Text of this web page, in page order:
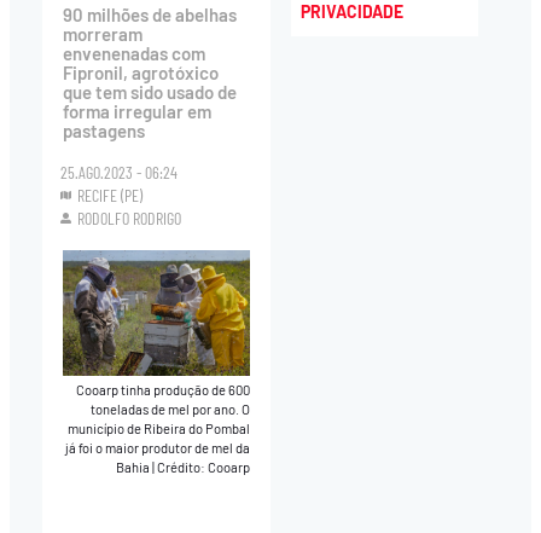
90 milhões de abelhas
morreram
envenenadas com
Fipronil, agrotóxico
que tem sido usado de
forma irregular em
pastagens
25.AGO.2023 - 06:24
RECIFE (PE)
RODOLFO RODRIGO
Cooarp tinha produção de 600
toneladas de mel por ano. O
município de Ribeira do Pombal
já foi o maior produtor de mel da
Bahia|Crédito: Cooarp
PRIVACIDADE